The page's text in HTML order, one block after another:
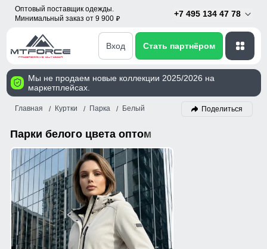
Оптовый поставщик одежды.
Минимальный заказ от 9 900 p
+7 495 134 47 78
Вход Стать партнёром
Мы не продаем новые коллекции 2025/2026 на
маркетплейсах.
Главная Куртки Парка Белый Поделиться
Парки белого цвета оптом